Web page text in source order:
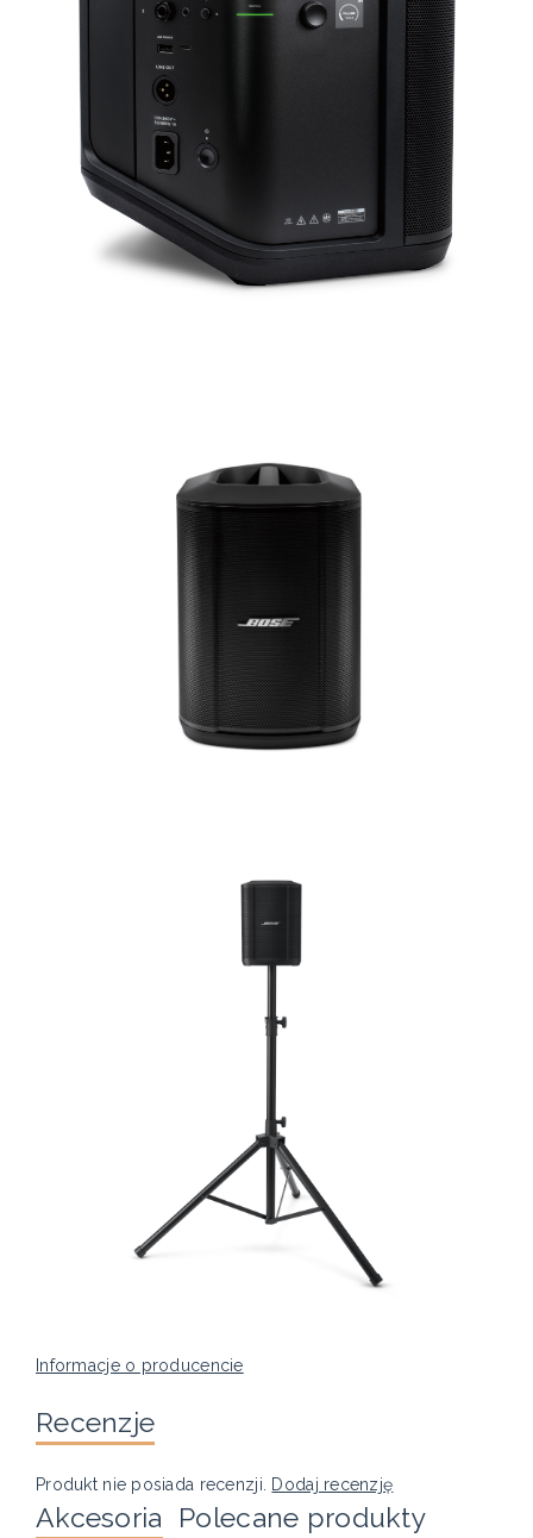
Informacje o producencie
Recenzje
Produkt nie posiada recenzji. Dodaj recenzję
Akcesoria Polecane produkty